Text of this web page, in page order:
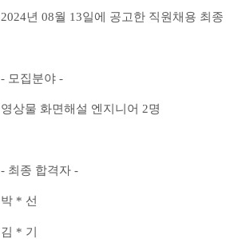
2024년 08월 13일에 공고한 직원채용 최
- 모집분야 -
영상물 화면해설 엔지니어 2명
- 최종 합격자 -
박 * 선
김 * 기